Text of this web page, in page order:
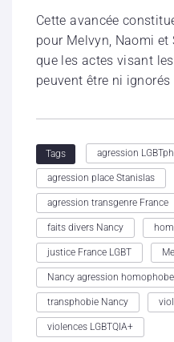
Cette avancée
pour Melvyn, Naomi et
que les actes visant
peuvent être ni
Tags agression
agression place Stanislas
agression transgenre France
faits divers Nancy
justice France LGBT
Nancy agression homophobe
transphobie Nancy
violences LGBTQIA+